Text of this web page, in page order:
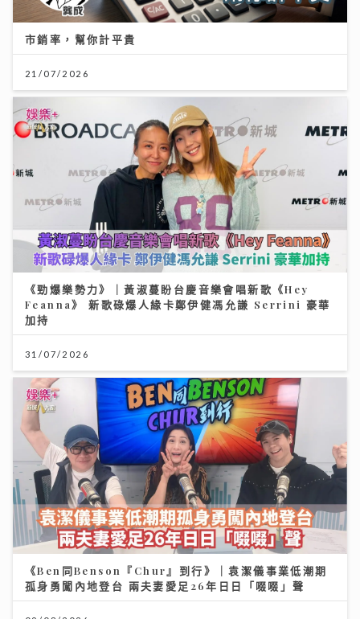
市銷率，幫你計平貴
21/07/2026
《勁爆樂勢力》｜黃淑蔓盼台慶音樂會唱新歌《Hey
Feanna》 新歌碌爆人緣卡鄭伊健馮允謙 Serrini 豪華
加持
31/07/2026
《Ben同Benson『Chur』到行》｜袁潔儀事業低潮期
孤身勇闖內地登台 兩夫妻愛足26年日日「啜啜」聲